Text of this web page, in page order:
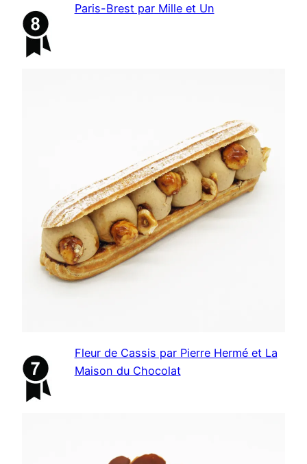
Paris-Brest par Mille et Un
Fleur de Cassis par Pierre Hermé et La
Maison du Chocolat